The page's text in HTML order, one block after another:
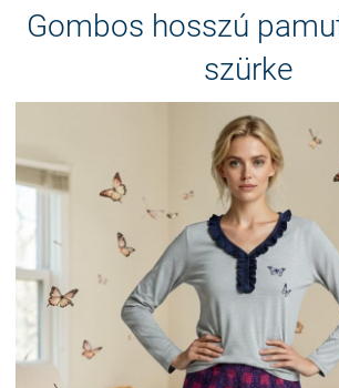
Gombos hosszú
szürke